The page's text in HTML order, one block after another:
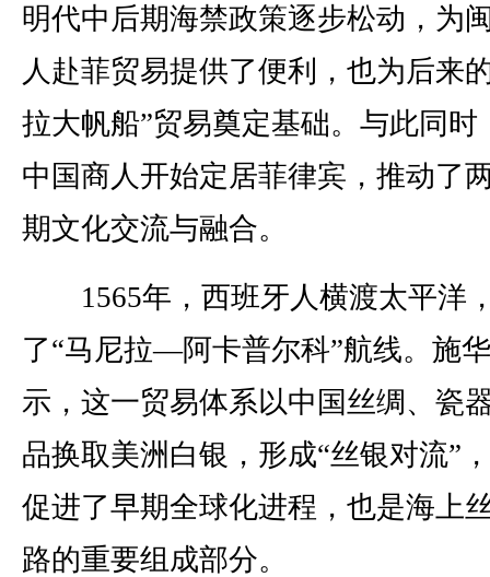
明代中后期海禁政策逐步松动，为
人赴菲贸易提供了便利，也为后来
拉大帆船”贸易奠定基础。与此同时
中国商人开始定居菲律宾，推动了
期文化交流与融合。
1565年，西班牙人横渡太平洋
了“马尼拉—阿卡普尔科”航线。施
示，这一贸易体系以中国丝绸、瓷
品换取美洲白银，形成“丝银对流”
促进了早期全球化进程，也是海上
路的重要组成部分。